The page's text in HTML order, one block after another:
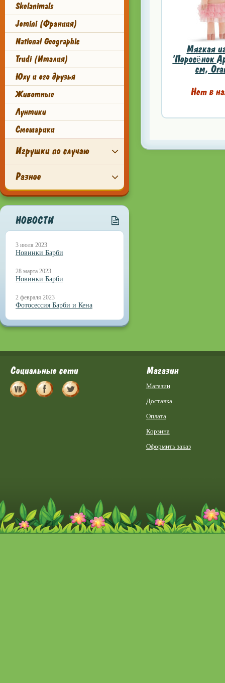
Skelanimals
Jemini (Франция)
National Geographic
Trudi (Италия)
Юху и его друзья
Животные
Лунтики
Смешарики
Игрушки по случаю
Разное
НОВОСТИ
3 июля 2023
Новинки Барби
28 марта 2023
Новинки Барби
2 февраля 2023
Фотосессия Барби и Кена
Мягкая
'Поросёнок
см,
Нет в
Социальные сети Магазин
Магазин
Доставка
Оплата
Корзина
Оформить заказ